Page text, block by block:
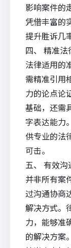
影响案件的
凭借丰富的
提升胜诉几
四、 精准
法律适用的
需精准引用
力的论点论
基础，还需
字表达能力
供专业的法
可击。
五、 有效
并非所有案
过沟通协商
解决方式。
力，能够准
的解决方案